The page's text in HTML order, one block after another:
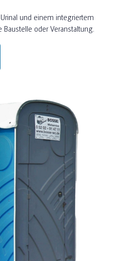
und einem integriertem
oder Veranstaltung.